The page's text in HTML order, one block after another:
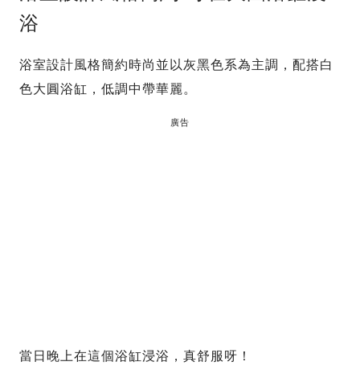
浴
浴室設計風格簡約時尚並以灰黑色系為主調，配搭白
色大圓浴缸，低調中帶華麗。
廣告
當日晚上在這個浴缸浸浴，真舒服呀！